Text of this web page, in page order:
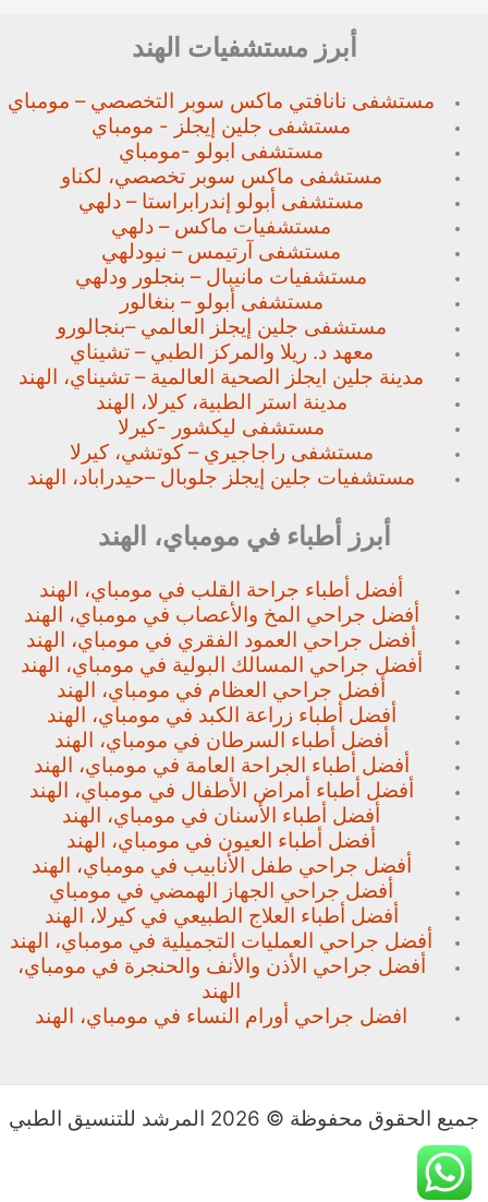
أبرز مستشفيات الهند
مستشفى نانافتي ماكس سوبر التخصصي – مومباي
مستشفى جلين إيجلز - مومباي
مستشفى ابولو -مومباي
مستشفى ماكس سوبر تخصصي، لكناو
مستشفى أبولو إندرابراستا – دلهي
مستشفيات ماكس – دلهي
مستشفى آرتيمس – نيودلهي
مستشفيات مانيبال – بنجلور ودلهي
مستشفى أبولو – بنغالور
مستشفى جلين إيجلز العالمي –بنجالورو
معهد د. ريلا والمركز الطبي – تشيناي
مدينة جلين ايجلز الصحية العالمية – تشيناي، الهند
مدينة استر الطبية، كيرلا، الهند
مستشفى ليكشور -كيرلا
مستشفى راجاجيري – كوتشي، كيرلا
مستشفيات جلين إيجلز جلوبال –حيدراباد، الهند
أبرز أطباء في مومباي، الهند
أفضل أطباء جراحة القلب في مومباي، الهند
أفضل جراحي المخ والأعصاب في مومباي، الهند
أفضل جراحي العمود الفقري في مومباي، الهند
أفضل جراحي المسالك البولية في مومباي، الهند
أفضل جراحي العظام في مومباي، الهند
أفضل أطباء زراعة الكبد في مومباي، الهند
أفضل أطباء السرطان في مومباي، الهند
أفضل أطباء الجراحة العامة في مومباي، الهند
أفضل أطباء أمراض الأطفال في مومباي، الهند
أفضل أطباء الأسنان في مومباي، الهند
أفضل أطباء العيون في مومباي، الهند
أفضل جراحي طفل الأنابيب في مومباي، الهند
أفضل جراحي الجهاز الهمضي في مومباي
أفضل أطباء العلاج الطبيعي في كيرلا، الهند
أفضل جراحي العمليات التجميلية في مومباي، الهند
أفضل جراحي الأذن والأنف والحنجرة في مومباي،
الهند
افضل جراحي أورام النساء في مومباي، الهند
جميع الحقوق محفوظة © 2026 المرشد للتنسيق الطبي